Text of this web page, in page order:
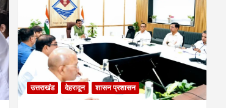
उत्तराखंड देहरादून शासन प्रशासन